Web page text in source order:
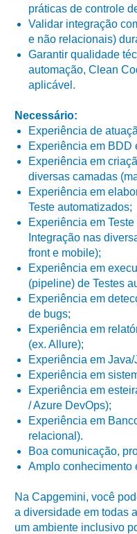
práticas de controle
Validar integração
e não relacionais)
Garantir qualidade
automação, Clean
aplicável.
Necessário:
Experiência de
Experiência em BDD
Experiência em
diversas camadas
Experiência em
Teste automatizados;
Experiência em
Integração nas
front e mobile);
Experiência em
(pipeline) de Testes
Experiência em
de bugs;
Experiência em
(ex. Allure);
Experiência em Java/
Experiência em
Experiência em
/ Azure DevOps);
Experiência em
relacional).
Boa comunicação,
Amplo conhecimento
Na Capgemini, você
a diversidade em todas
um ambiente inclusivo